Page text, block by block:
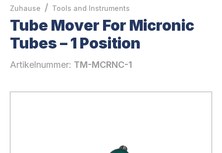
Zuhause / Tools and Instruments
Tube Mover For Micronic
Tubes – 1 Position
Artikelnummer: TM-MCRNC-1